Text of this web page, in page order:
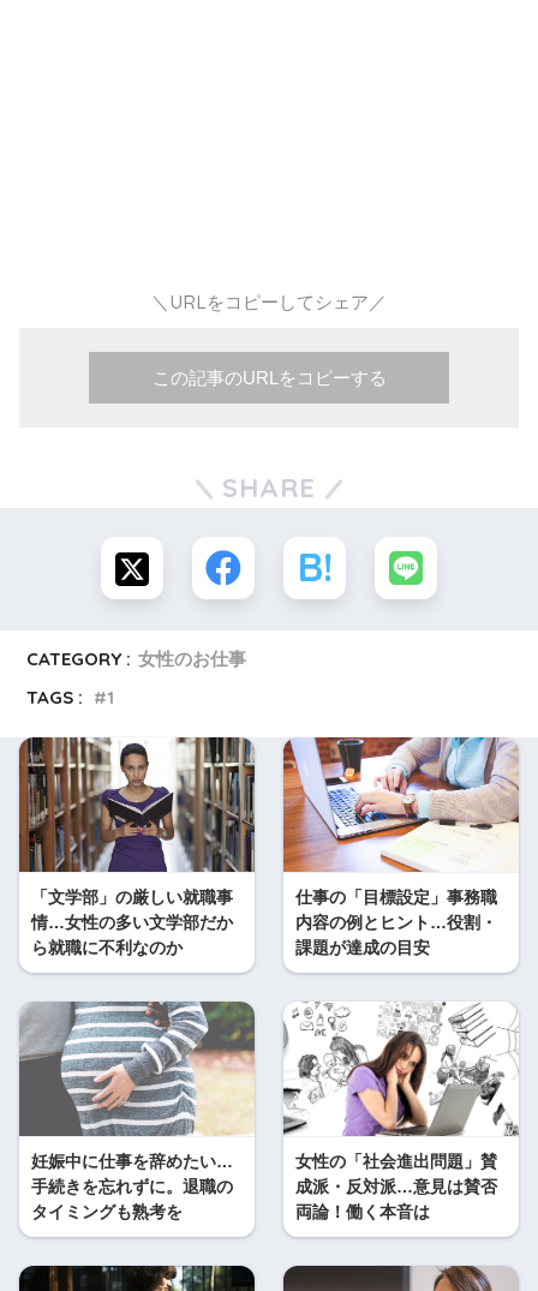
＼URLをコピーしてシェア／
この記事のURLをコピーする
SHARE
CATEGORY : 女性のお仕事
TAGS :
1
「文学部」の厳しい就職事
情…女性の多い文学部だか
ら就職に不利なのか
仕事の「目標設定」事務職
内容の例とヒント…役割・
課題が達成の目安
妊娠中に仕事を辞めたい…
手続きを忘れずに。退職の
タイミングも熟考を
女性の「社会進出問題」賛
成派・反対派…意見は賛否
両論！働く本音は